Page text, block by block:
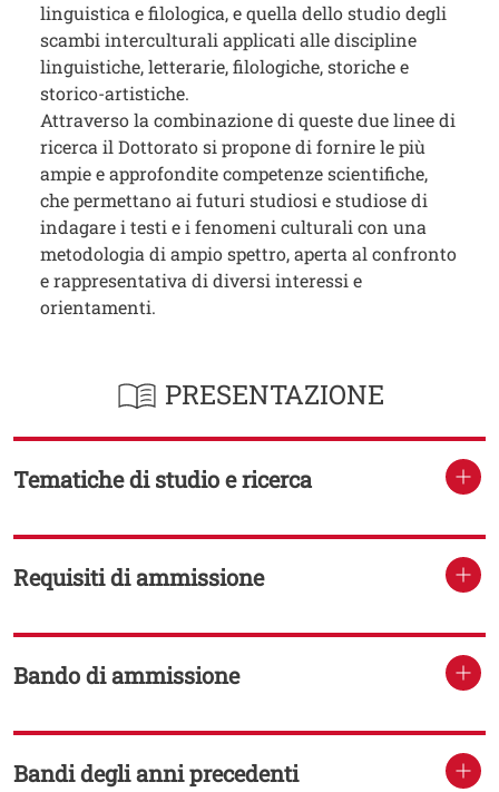
linguistica e filologica, e quella dello studio degli
scambi interculturali applicati alle discipline
linguistiche, letterarie, filologiche, storiche e
storico-artistiche.
Attraverso la combinazione di queste due linee di
ricerca il Dottorato si propone di fornire le più
ampie e approfondite competenze scientifiche,
che permettano ai futuri studiosi e studiose di
indagare i testi e i fenomeni culturali con una
metodologia di ampio spettro, aperta al confronto
e rappresentativa di diversi interessi e
orientamenti.
PRESENTAZIONE
TITOLO
Tematiche di studio e ricerca
TITOLO
Requisiti di ammissione
TITOLO
Bando di ammissione
TITOLO
Bandi degli anni precedenti